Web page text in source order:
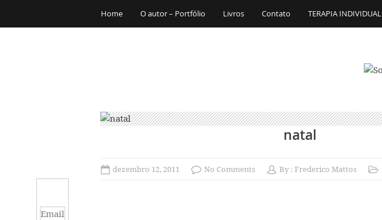
Home O autor – Portfólio Livros Contato TERAPIA INDIVIDUAL
natal
dezembro 12, 2011 No Comments By : Frederico Mattos
Email